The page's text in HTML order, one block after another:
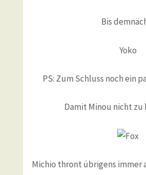
Bis
Yoko
PS: Zum Schluss noch ein
Damit Minou nicht
Michio thront übrigens immer